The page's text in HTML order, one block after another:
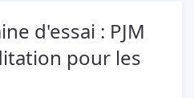
d'essai : PJM
pour les